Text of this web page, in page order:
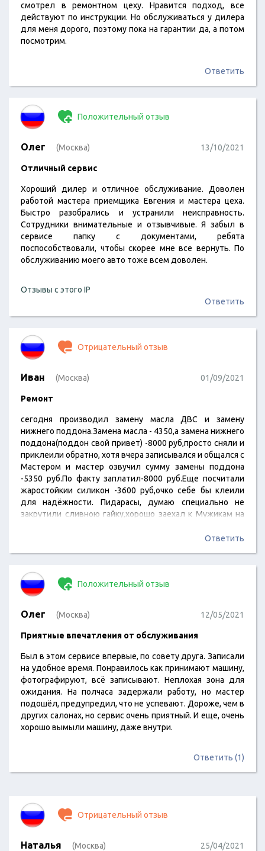
смотрел в ремонтном цеху. Нравится подход, все
действуют по инструкции. Но обслуживаться у дилера
для меня дорого, поэтому пока на гарантии да, а потом
посмотрим.
Ответить
Положительный отзыв
Олег (Москва) 13/10/2021
Отличный сервис
Хороший дилер и отличное обслуживание. Доволен
работой мастера приемщика Евгения и мастера цеха.
Быстро разобрались и устранили неисправность.
Сотрудники внимательные и отзывчивые. Я забыл в
сервисе папку с документами, ребята
поспособствовали, чтобы скорее мне все вернуть. По
обслуживанию моего авто тоже всем доволен.
Отзывы с этого IP
Ответить
Отрицательный отзыв
Иван (Москва) 01/09/2021
Ремонт
сегодня производил замену масла ДВС и замену
нижнего поддона.Замена масла - 4350,а замена нижнего
поддона(поддон свой привет) -8000 руб,просто сняли и
приклеили обратно, хотя вчера записывался и общался с
Мастером и мастер озвучил сумму замены поддона
-5350 руб.По факту заплатил-8000 руб.Еще посчитали
жаростойкии силикон -3600 руб,очко себе бы клеили
для надёжности. Пидарасы, думаю специально не
закрутили сливною гайку,хорошо заехал к Мужикам на
гайка не закручена и масло капает.Так-что обходите
Сход-развале не заметили,то пришёл бы "пиздец"
Движку и попал бы на приличную…
Ответить
Положительный отзыв
Олег (Москва) 12/05/2021
Приятные впечатления от обслуживания
Был в этом сервисе впервые, по совету друга. Записали
на удобное время. Понравилось как принимают машину,
фотографируют, всё записывают. Неплохая зона для
ожидания. На полчаса задержали работу, но мастер
подошёл, предупредил, что не успевают. Дороже, чем в
других салонах, но сервис очень приятный. И еще, очень
хорошо вымыли машину, даже внутри.
Ответить (1)
Отрицательный отзыв
Наталья (Москва) 25/04/2021